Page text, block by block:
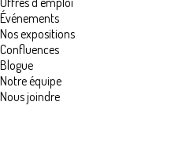
Événements
Nos expositions
Confluences
Blogue
Notre équipe
Nous joindre